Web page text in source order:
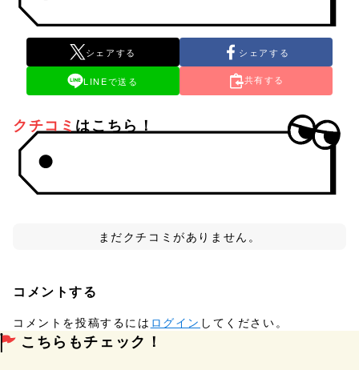
シェアする シェアする
LINEで送る 共有する
クチコミはこちら！
まだクチコミがありません。
コメントする
コメントを投稿するには ログイン してください。
こちらもチェック！